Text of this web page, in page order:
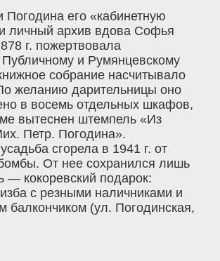
Погодина его «кабинетную
личный архив вдова Софья
г. пожертвовала
и Румянцевскому
собрание насчитывало
желанию дарительницы оно
в восемь отдельных шкафов,
вытеснен штемпель «Из
Петр. Погодина».
сгорела в 1941 г. от
От нее сохранился лишь
— кокоревский подарок:
с резными наличниками и
балкончиком (ул. Погодинская,